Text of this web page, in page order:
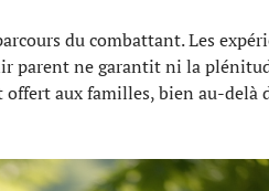
du combattant. Les
parent ne garantit ni la
offert aux familles, bien au-delà